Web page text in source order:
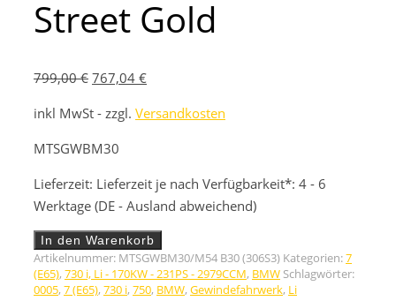
Street Gold
799,00€ Ursprünglicher
war:
799,00 €
767,04 €Aktueller
ist:
inkl MwSt - zzgl. Versandkosten
MTSGWBM30
Lieferzeit: Lieferzeit je nach Verfügbarkeit*: 4 - 6
Werktage (DE - Ausland abweichend)
Gewindefahrwerk
für
BMW
7
In den Warenkorb
Artikelnummer: MTSGWBM30/M54 B30 (306S3) Kategorien:7
(E65), 730 i, Li - 170KW - 231PS - 2979CCM, BMW Schlagwörter:
0005, 7 (E65), 730 i, 750, BMW, Gewindefahrwerk, Li